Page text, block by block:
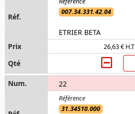
007.34.331.42.04
ETRIER BETA
26,63 € H.T
22
31.34510.000